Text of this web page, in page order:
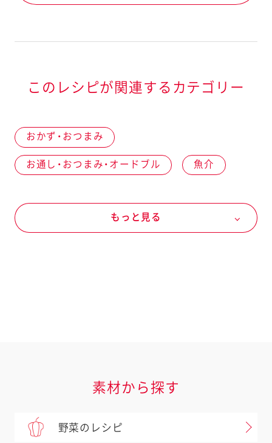
このレシピが関連するカテゴリー
おかず・おつまみ
お通し・おつまみ・オードブル 魚介
燻製マヨネーズ
もっと見る
素材から探す
野菜のレシピ